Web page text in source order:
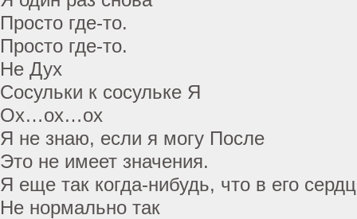
Просто где-то.
Просто где-то.
Не Дух
Сосульки к сосульке Я
Ох…ох…ох
Я не знаю, если я могу После
Это не имеет значения.
Я еще так когда-нибудь, что в его
Не нормально так